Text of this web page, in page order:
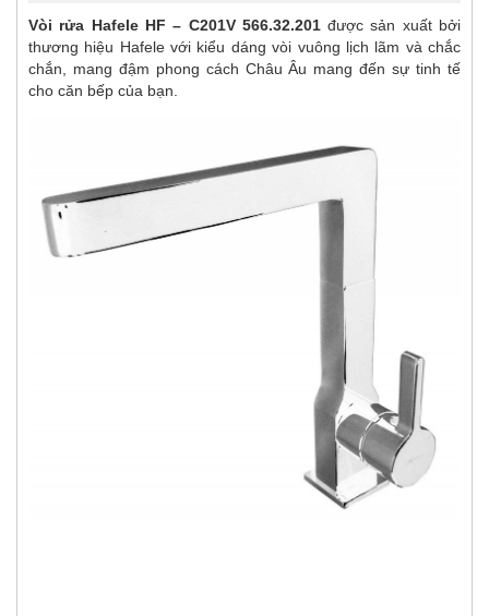
Vòi rửa Hafele HF – C201V 566.32.201được sản xuất bởi
thương hiệu Hafele với kiểu dáng vòi vuông lịch lãm và chắc
chắn, mang đậm phong cách Châu Âu mang đến sự tinh tế
cho căn bếp của bạn.